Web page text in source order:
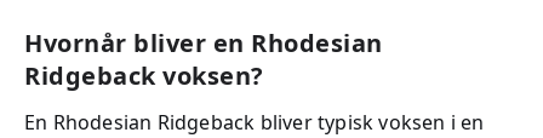
Hvornår bliver en Rhodesian
Ridgeback voksen?
En Rhodesian Ridgeback bliver typisk voksen i en